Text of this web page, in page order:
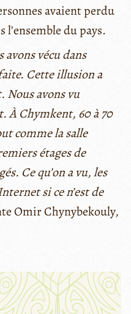
avaient perdu
l’ensemble du pays.
avons vécu dans
Cette illusion a
Nous avons vu
À Chymkent, 60 à 70
comme la salle
étages de
Ce qu’on a vu, les
si ce n’est de
Omir Chynybekouly,